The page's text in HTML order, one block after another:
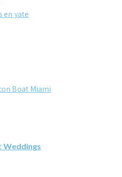
en yate
Boat Miami
Weddings